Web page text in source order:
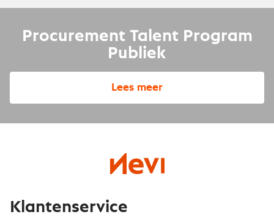
Procurement Talent Program
Publiek
Lees meer
Klantenservice